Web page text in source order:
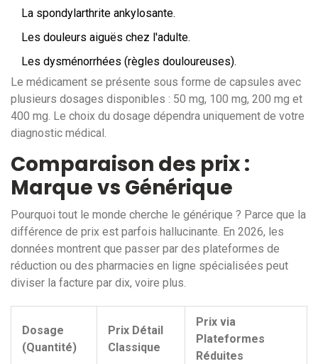
La spondylarthrite ankylosante.
Les douleurs aiguës chez l'adulte.
Les dysménorrhées (règles douloureuses).
Le médicament se présente sous forme de capsules avec
plusieurs dosages disponibles : 50 mg, 100 mg, 200 mg et
400 mg. Le choix du dosage dépendra uniquement de votre
diagnostic médical.
Comparaison des prix :
Marque vs Générique
Pourquoi tout le monde cherche le générique ? Parce que la
différence de prix est parfois hallucinante. En 2026, les
données montrent que passer par des plateformes de
réduction ou des pharmacies en ligne spécialisées peut
diviser la facture par dix, voire plus.
Dosage
(Quantité)
Prix Détail
Classique
Prix via
Plateformes
Réduites